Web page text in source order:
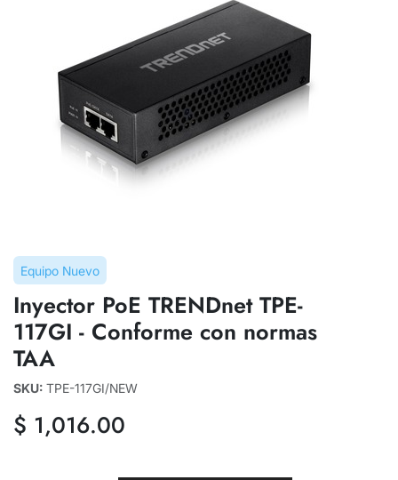
Equipo Nuevo
Inyector PoE TRENDnet TPE-
117GI - Conforme con normas
TAA
SKU: TPE-117GI/NEW
$ 1,016.00